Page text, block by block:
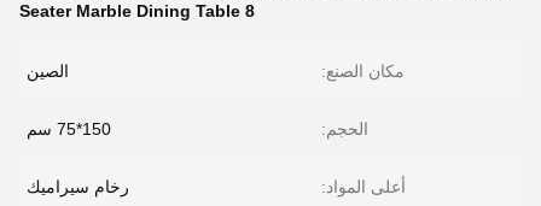
8 Seater Marble Dining Table
مكان الصنع: الصين
الحجم: 150*75 سم
أعلى المواد: رخام سيراميك